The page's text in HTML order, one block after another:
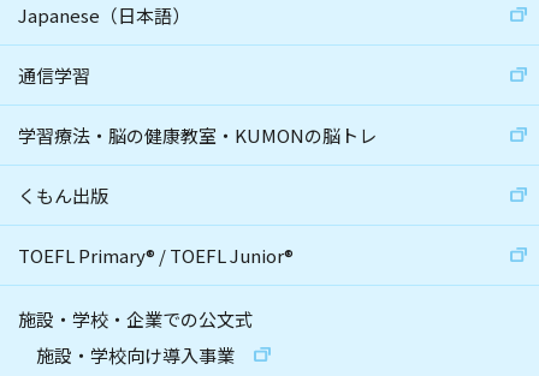
Japanese（日本語）
通信学習
学習療法・脳の健康教室・KUMONの脳トレ
くもん出版
TOEFL Primary® /TOEFL Junior®
施設・学校・企業での公文式
施設・学校向け導入事業